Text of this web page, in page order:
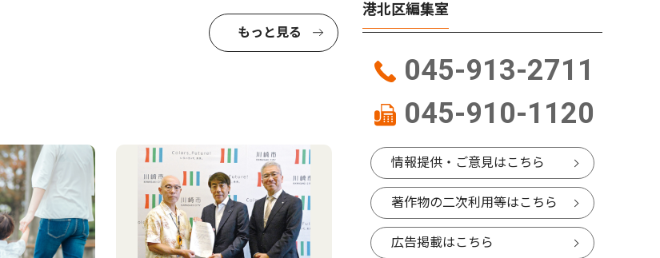
もっと見る
港北区編集室
045-913-2711
045-910-1120
情報提供・ご意見はこちら
著作物の二次利用等はこちら
広告掲載はこちら